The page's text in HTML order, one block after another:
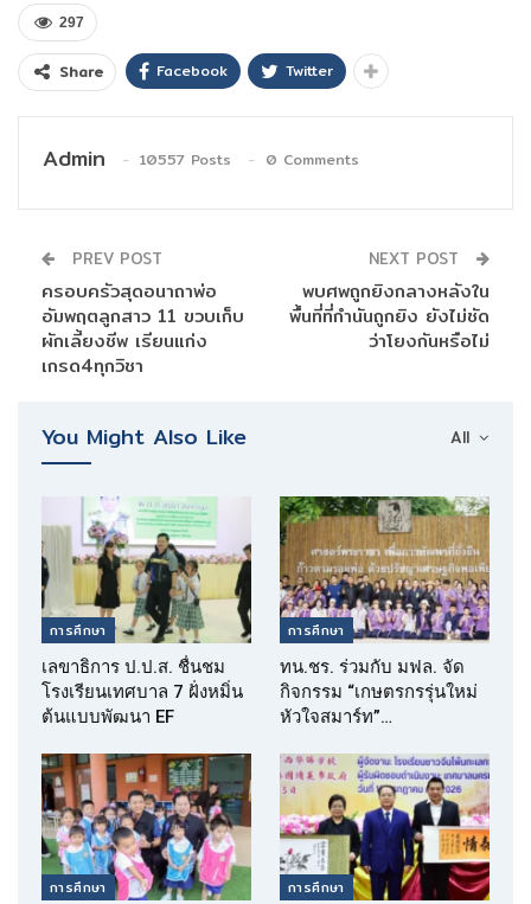
297
Share Facebook Twitter
Admin 10557 Posts 0 Comments
PREV POST
ครอบครัวสุดอนาถาพ่อ
อัมพฤตลูกสาว 11 ขวบเก็บ
ผักเลี้ยงชีพ เรียนแก่ง
เกรด4ทุกวิชา
NEXT POST
พบศพถูกยิงกลางหลังใน
พื้นที่ที่กำนันถูกยิง ยังไม่ชัด
ว่าโยงกันหรือไม่
All
You Might Also Like
การศึกษา
เลขาธิการ ป.ป.ส. ชื่นชม
โรงเรียนเทศบาล 7 ฝั่งหมิ่น
ต้นแบบพัฒนา EF
การศึกษา
ทน.ชร. ร่วมกับ มฟล. จัด
กิจกรรม “เกษตรกรรุ่นใหม่
หัวใจสมาร์ท”…
การศึกษา
การศึกษา